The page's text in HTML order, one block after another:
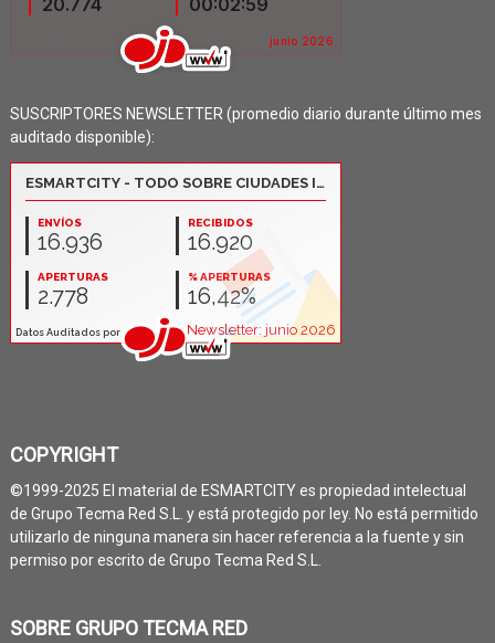
SUSCRIPTORES NEWSLETTER (promedio diario durante último mes
auditado disponible):
COPYRIGHT
©1999-2025 El material de ESMARTCITY es propiedad intelectual
de Grupo Tecma Red S.L. y está protegido por ley. No está permitido
utilizarlo de ninguna manera sin hacer referencia a la fuente y sin
permiso por escrito de Grupo Tecma Red S.L.
SOBRE GRUPO TECMA RED